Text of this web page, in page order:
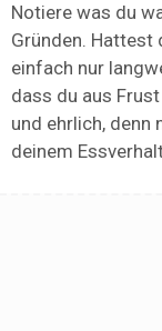
Notiere was du
Gründen.
einfach nur
dass du aus
und ehrlich, denn
deinem